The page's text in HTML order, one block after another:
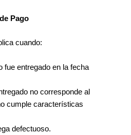
Pago
cuando:
fue entregado en la fecha
no corresponde al
cumple características
defectuoso.